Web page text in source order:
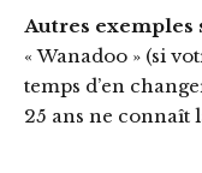
Autres exemples
« Wanadoo » (si
temps d’en
25 ans ne connaît